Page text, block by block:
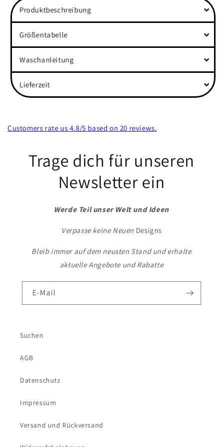
Produktbeschreibung
Größentabelle
Waschanleitung
Lieferzeit
Customers rate us 4.8/5 based on 20 reviews.
Trage dich für unseren
Newsletter ein
Werde Teil unser Welt und Ideen
Verpasse keine Neuen Designs
Bleib immer auf dem neusten Stand und erhalte
aktuelle Angebote und Rabatte
E-Mail
Suchen
AGB
Datenschutz
Impressum
Versand und Rückversand